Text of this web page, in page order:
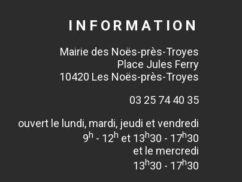
INFORMATION
Mairie des Noës-près-Troyes
Place Jules Ferry
10420 Les Noës-près-Troyes
03 25 74 40 35
ouvert le lundi, mardi, jeudi et vendredi
9h - 12h et 13h30 - 17h30
et le mercredi
13h30 - 17h30